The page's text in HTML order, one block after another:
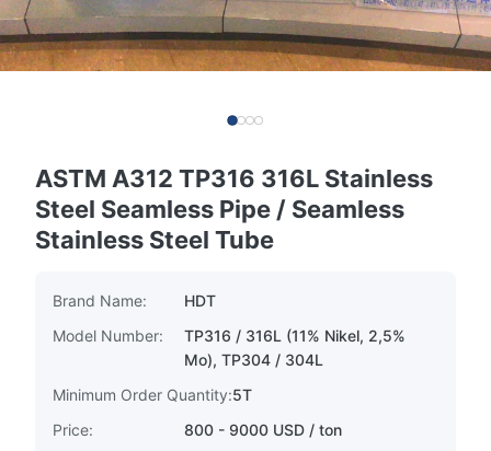
ASTM A312 TP316 316L Stainless
Steel Seamless Pipe / Seamless
Stainless Steel Tube
Brand Name:
HDT
Model Number:
TP316 / 316L (11% Nikel, 2,5%
Mo), TP304 / 304L
Minimum Order Quantity:5T
Price:
800 - 9000 USD / ton